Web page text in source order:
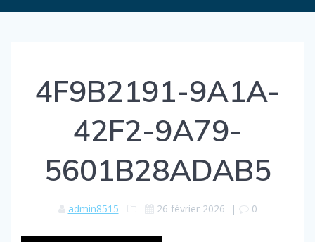
4F9B2191-9A1A-
42F2-9A79-
5601B28ADAB5
admin8515 26 février 2026 | 0